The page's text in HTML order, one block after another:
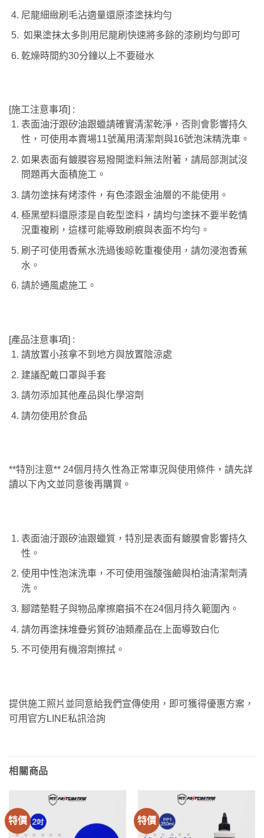
尼龍細緻刷毛沾適量還原漆塗抹均勻
如果塗抹太多則用尼龍刷快速將多餘的漆刷均勻即可
乾燥時間約30分鐘以上不要碰水
[施工注意事項] :
表面油汙跟矽油跟蠟請確實清潔乾淨，否則會影響持久
性，可使用本賣場11號萬用清潔劑與16號泡沫精洗車。
如果表面有鍍膜容易撥開塗料無法附著，請局部測試沒
問題再大面積施工。
請勿塗抹有烤漆件，有色漆跟金油層的不能使用。
極黑塑料還原漆是自乾型塗料，請均勻塗抹不要半乾情
況重複刷，這樣可能導致刷痕與表面不均勻。
刷子可使用香蕉水洗過後晾乾重複使用，請勿浸泡香蕉
水。
請於通風處施工。
[產品注意事項] :
請放置小孩拿不到地方與放置陰涼處
建議配戴口罩與手套
請勿添加其他產品與化學溶劑
請勿使用於食品
**特別注意** 24個月持久性為正常車況與使用條件，請先詳
讀以下內文並同意後再購買。
表面油汙跟矽油跟蠟質，特別是表面有鍍膜會影響持久
性。
使用中性泡沫洗車，不可使用強酸強鹼與柏油清潔劑清
洗。
腳踏墊鞋子與物品摩擦磨損不在24個月持久範圍內。
請勿再塗抹堆疊劣質矽油類產品在上面導致白化
不可使用有機溶劑擦拭。
提供施工照片並同意給我們宣傳使用，即可獲得優惠方案，
可用官方LINE私訊洽詢
相關商品
特價 特價